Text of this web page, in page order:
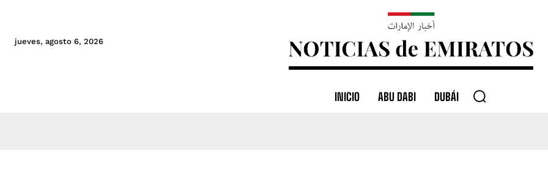
jueves, agosto 6, 2026
INICIO ABU DABI DUBÁI